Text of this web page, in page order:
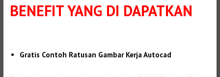
BENEFITYANG DI DAPATKAN
Gratis Contoh Ratusan Gambar Kerja Autocad